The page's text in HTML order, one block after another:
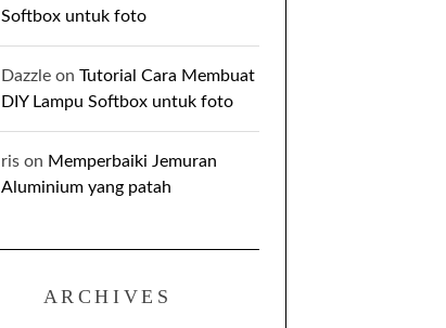
Softbox untuk foto
Dazzle on Tutorial Cara Membuat
DIY Lampu Softbox untuk foto
ris on Memperbaiki Jemuran
Aluminium yang patah
ARCHIVES